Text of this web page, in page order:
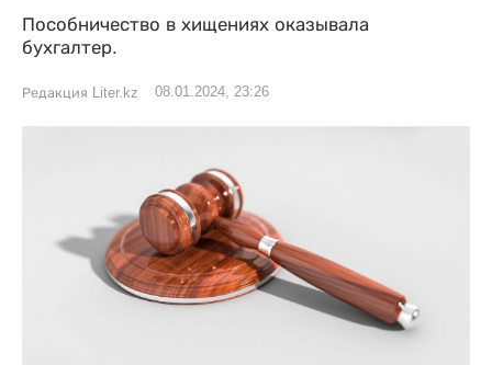
Пособничество в хищениях оказывала
бухгалтер.
Редакция Liter.kz 08.01.2024, 23:26